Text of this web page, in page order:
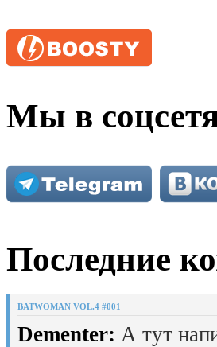
Мы в
Последние
BATWOMAN VOL.4 #001
Dementer: А тут